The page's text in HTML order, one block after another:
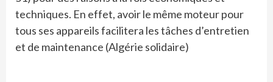
techniques. En effet, avoir le même moteur pour
tous ses appareils facilitera les tâches d’entretien
et de maintenance (Algérie solidaire)